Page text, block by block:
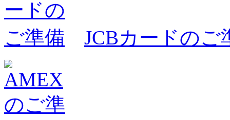
JCBカードのご